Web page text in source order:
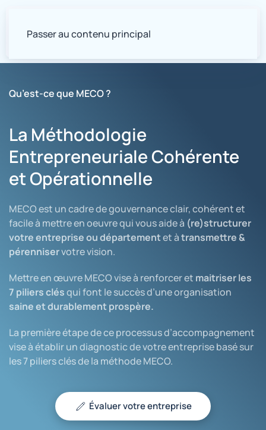
Passer au contenu principal
Qu’est-ce que MECO ?
La Méthodologie
Entrepreneuriale Cohérente
et Opérationnelle
MECO est un cadre de gouvernance clair, cohérent et
facile à mettre en oeuvre qui vous aide à (re)structurer
votre entreprise ou départementet àtransmettre &
pérenniservotre vision.
Mettre en œuvre MECO vise à renforcer et maitriser les
7 piliers clésqui font le succès d’une organisation
saine et durablement prospère.
La première étape de ce processus d’accompagnement
vise à établir un diagnostic de votre entreprise basé sur
les 7 piliers clés de la méthode MECO.
Évaluer votre entreprise